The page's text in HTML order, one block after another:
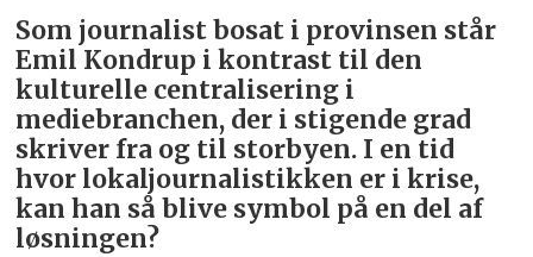
Som journalist bosat i provinsen står
Emil Kondrup i kontrast til den
kulturelle centralisering i
mediebranchen, der i stigende grad
skriver fra og til storbyen. I en tid
hvor lokaljournalistikken er i krise,
kan han så blive symbol på en del af
løsningen?